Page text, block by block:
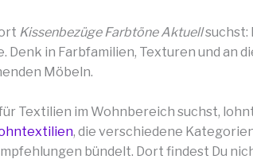
Kissenbezüge Farbtöne Aktuellsuchst:
Denk in Farbfamilien, Texturen und an
Möbeln.
Textilien im Wohnbereich suchst,
, die verschiedene
bündelt. Dort findest Du